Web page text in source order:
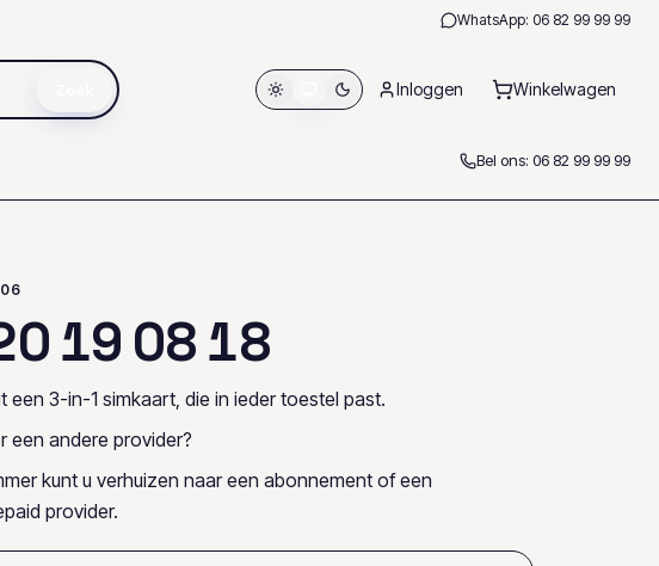
WhatsApp: 06 82 99 99 99
Inloggen Winkelwagen
Bel ons: 06 82 99 99 99
019 0818
een 3-in-1 simkaart, die in ieder toestel past.
een andere provider?
kunt u verhuizen naar een abonnement of een
provider.